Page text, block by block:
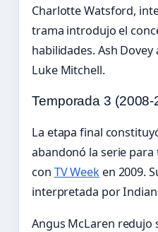
Charlotte Watsford,
trama introdujo el
habilidades. Ash
Luke Mitchell.
Temporada 3 (2008-
La etapa final
abandonó la serie
con TV Weeken 2009.
interpretada por
Angus McLaren redujo